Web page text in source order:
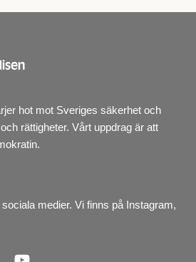
hot mot Sveriges säkerhet och
rättigheter. Vårt uppdrag är att
medier. Vi finns på Instagram,